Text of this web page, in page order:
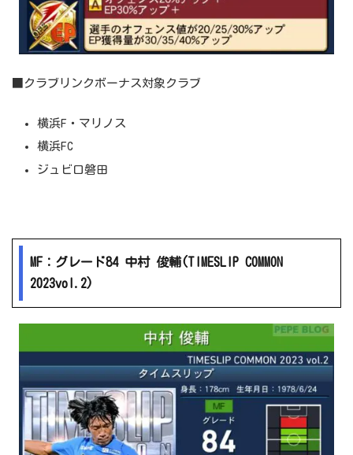
■クラブリンクボーナス対象クラブ
横浜F・マリノス
横浜FC
ジュビロ磐田
MF：グレード84 中村 俊輔(TIMESLIP COMMON
2023vol.2)